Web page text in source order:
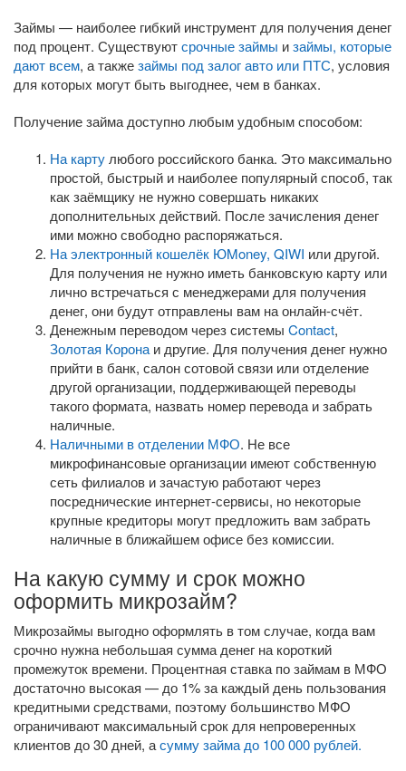
Займы — наиболее гибкий инструмент для получения денег
под процент. Существуютсрочные займы изаймы, которые
дают всем, а такжезаймы под залог авто или ПТС, условия
для которых могут быть выгоднее, чем в банках.
Получение займа доступно любым удобным способом:
На карту любого российского банка. Это максимально
простой, быстрый и наиболее популярный способ, так
как заёмщику не нужно совершать никаких
дополнительных действий. После зачисления денег
ими можно свободно распоряжаться.
На электронный кошелёк ЮMoney, QIWI или другой.
Для получения не нужно иметь банковскую карту или
лично встречаться с менеджерами для получения
денег, они будут отправлены вам на онлайн-счёт.
Денежным переводом через системы Contact,
Золотая Корона и другие. Для получения денег нужно
прийти в банк, салон сотовой связи или отделение
другой организации, поддерживающей переводы
такого формата, назвать номер перевода и забрать
наличные.
Наличными в отделении МФО. Не все
микрофинансовые организации имеют собственную
сеть филиалов и зачастую работают через
посреднические интернет-сервисы, но некоторые
крупные кредиторы могут предложить вам забрать
наличные в ближайшем офисе без комиссии.
На какую сумму и срок можно
оформить микрозайм?
Микрозаймы выгодно оформлять в том случае, когда вам
срочно нужна небольшая сумма денег на короткий
промежуток времени. Процентная ставка по займам в МФО
достаточно высокая — до 1% за каждый день пользования
кредитными средствами, поэтому большинство МФО
ограничивают максимальный срок для непроверенных
клиентов до 30 дней, асумму займа до 100 000 рублей.